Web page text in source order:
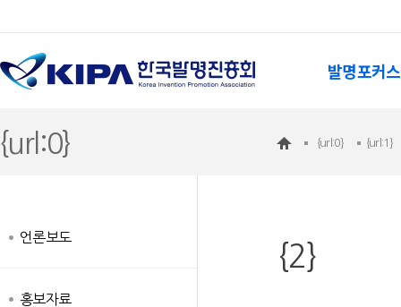
발명포커스
{url:0} {url:0} {url:1}
언론보도
홍보자료
{2}